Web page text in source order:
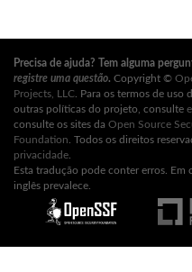
Precisa de ajuda? Tem alguma
registre uma questão. Copyright ©
Projects, LLC . Para os termos de
outras políticas do projeto, consulte
consulte os sites da Open Source
Foundation . Todos os direitos
privacidade
Esta tradução pode conter erros. Em
inglês prevalece.